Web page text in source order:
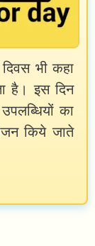
भी कहा
है। इस दिन
का
किये जाते